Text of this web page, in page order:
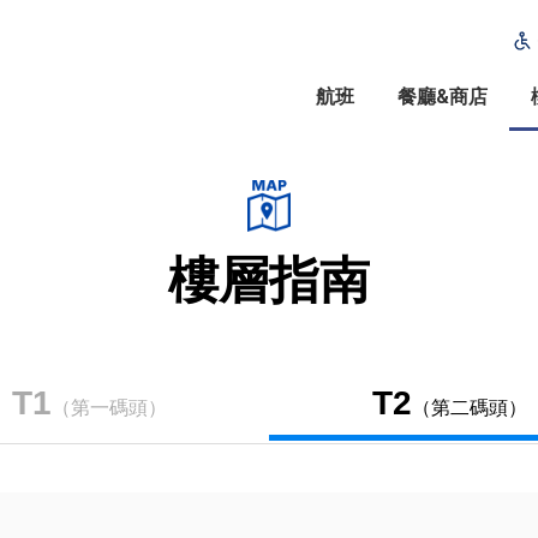
航班 餐廳&商店
樓層指南
T1 （第一碼頭） T2 （第二碼頭）